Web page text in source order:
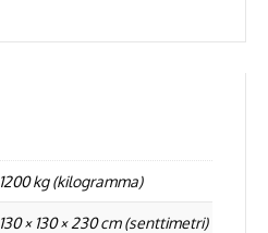
1200 kg (kilogramma)
130 × 130 × 230 cm (senttimetri)